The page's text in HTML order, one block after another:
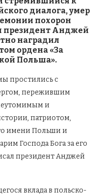
диалога, умер
похорон
президент Анджей
наградил
ордена «За
Польша».
простились с
пережившим
и
патриотом,
имени Польши и
Господа Бога за его
президент Анджей
вклада в польско-